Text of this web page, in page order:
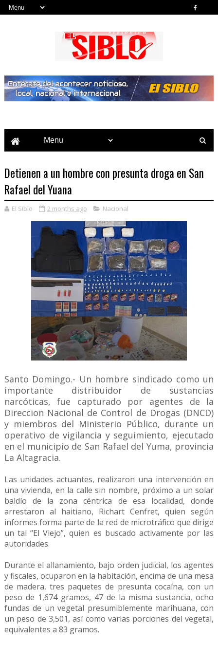
Detienen a un hombre con presunta droga en San
Rafael del Yuana
El Siblo 2 months ago Nacional
Santo Domingo.- Un hombre sindicado como un
importante distribuidor de sustancias
narcóticas, fue capturado por agentes de la
Direccion Nacional de Control de Drogas (DNCD)
y miembros del Ministerio Público, durante un
operativo de vigilancia y seguimiento, ejecutado
en el municipio de San Rafael del Yuma, provincia
La Altagracia.
Las unidades actuantes, realizaron una intervención en
una vivienda, en la calle sin nombre, próximo a un solar
baldío de la zona céntrica de esa localidad, donde
arrestaron al haitiano, Richart Cenfret, quien según
informes forma parte de la red de microtráfico que dirige
un tal “El Viejo”, quien es buscado activamente por las
autoridades.
Durante el allanamiento, bajo orden judicial, los agentes
y fiscales, ocuparon en la habitación, encima de una mesa
de madera, tres paquetes de presunta cocaína, con un
peso de 1,674 gramos, 47 de la misma sustancia, ocho
fundas de un vegetal presumiblemente marihuana, con
un peso de 3,501, así como varias porciones del vegetal,
equivalentes a 83 gramos.